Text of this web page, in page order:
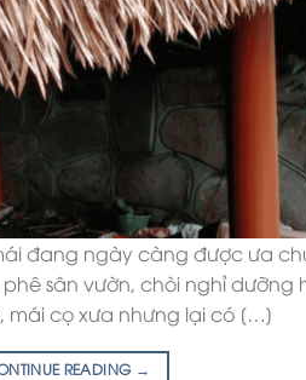
đang ngày càng được ưa
sân vườn, chòi nghỉ dưỡng
mái cọ xưa nhưng lại có […]
READING →